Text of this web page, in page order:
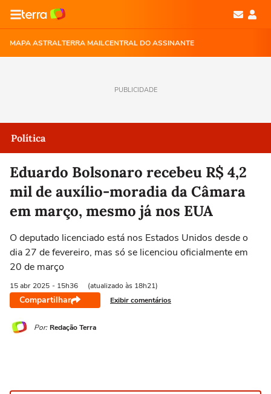
MAPA ASTRALTERRA MAILCENTRAL DO ASSINANTE
PUBLICIDADE
Política
Eduardo Bolsonaro recebeu R$ 4,2
mil de auxílio-moradia da Câmara
em março, mesmo já nos EUA
O deputado licenciado está nos Estados Unidos desde o
dia 27 de fevereiro, mas só se licenciou oficialmente em
20 de março
15 abr 2025 - 15h36 (atualizado às 18h21)
Compartilhar Exibir comentários
Por: Redação Terra